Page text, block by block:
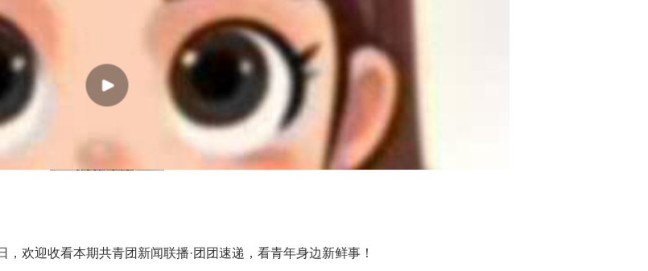
欢迎收看本期共青团新闻联播·团团速递，看青年身边新鲜事！